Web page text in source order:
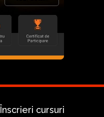
Înscrieri cursuri